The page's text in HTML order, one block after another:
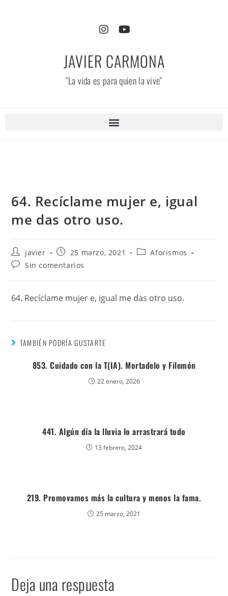
JAVIER CARMONA
"La vida es para quien la vive"
64. Recíclame mujer e, igual
me das otro uso.
javier 25 marzo, 2021
Aforismos
Sin comentarios
64. Recíclame mujer e, igual me das otro uso.
TAMBIÉN PODRÍA GUSTARTE
853. Cuidado con la T(IA). Mortadelo y Filemón
22 enero, 2026
441. Algún día la lluvia lo arrastrará todo
13 febrero, 2024
219. Promovamos más la cultura y menos la fama.
25 marzo, 2021
Deja una respuesta